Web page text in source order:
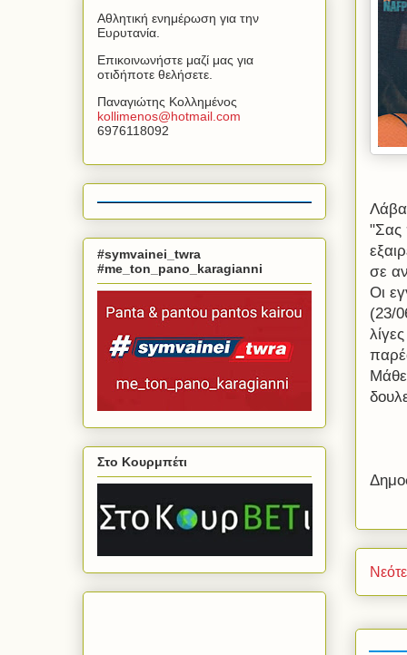
"Σας
σε
Οι
(23/
Μάθε
Αθλητική ενημέρωση για την
Ευρυτανία.
Επικοινωνήστε μαζί μας για
οτιδήποτε θελήσετε.
Παναγιώτης Κολλημένος
kollimenos@hotmail com
6976118092
#symvainei_twra
#me_ton_pano_karagianni
Στο Κουρμπέτι